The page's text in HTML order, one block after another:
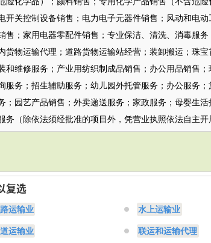
关控制设备销售；电力电子元器件销售；风动和电
售；家用电器零配件销售；专业保洁、清洗、消毒服
货物运输代理；道路货物运输站经营；装卸搬运；珠
和维修服务；产业用纺织制成品销售；办公用品销售
务；招生辅助服务；幼儿园外托管服务；办公服务；
；园艺产品销售；外卖递送服务；家政服务；母婴生
（除依法须经批准的项目外，凭营业执照依法自主开
复选
运输业 水上运输业
运输业 联运和运输代理